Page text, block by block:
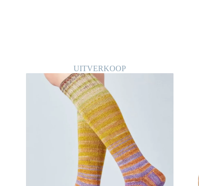
UITVERKOOP